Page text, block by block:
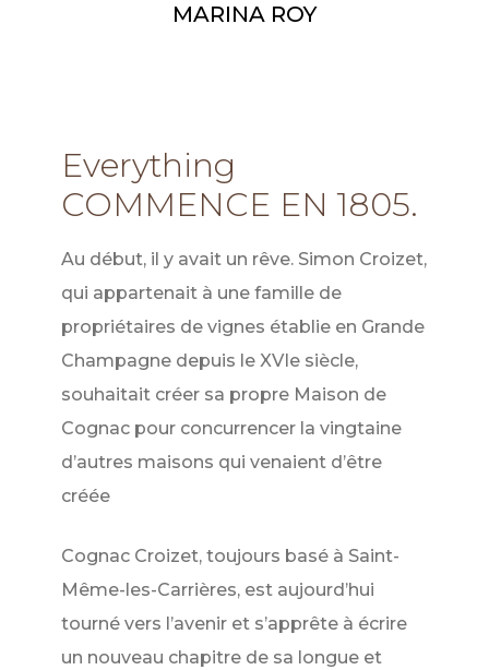
MARINA ROY
Everything
COMMENCE EN 1805.
Au début, il y avait un rêve. Simon Croizet,
qui appartenait à une famille de
propriétaires de vignes établie en Grande
Champagne depuis le XVIe siècle,
souhaitait créer sa propre Maison de
Cognac pour concurrencer la vingtaine
d’autres maisons qui venaient d’être
créée
Cognac Croizet, toujours basé à Saint-
Même-les-Carrières, est aujourd’hui
tourné vers l’avenir et s’apprête à écrire
un nouveau chapitre de sa longue et